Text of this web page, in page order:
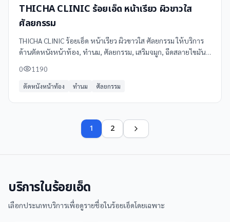
THICHA CLINIC ร้อยเอ็ด หน้าเรียว ผิวขาวใส
ศัลยกรรม
THICHA CLINIC ร้อยเอ็ด หน้าเรียว ผิวขาวใส ศัลยกรรม ให้บริการ
ด้านตัดหนังหน้าท้อง, ทำนม, ศัลยกรรม, เสริมจมูก, ฉีดสลายไขมัน
ได้ที่ Clinicintrend
0 1190
ตัดหนังหน้าท้อง ทำนม ศัลยกรรม
1 2
บริการในร้อยเอ็ด
เลือกประเภทบริการเพื่อดูรายชื่อในร้อยเอ็ดโดยเฉพาะ